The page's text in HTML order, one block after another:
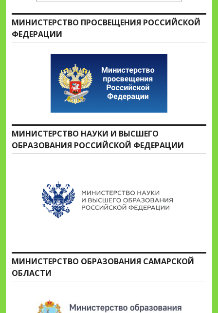
МИНИСТЕРСТВО ПРОСВЕЩЕНИЯ РОССИЙСКОЙ
ФЕДЕРАЦИИ
МИНИСТЕРСТВО НАУКИ И ВЫСШЕГО
ОБРАЗОВАНИЯ РОССИЙСКОЙ ФЕДЕРАЦИИ
МИНИСТЕРСТВО ОБРАЗОВАНИЯ САМАРСКОЙ
ОБЛАСТИ